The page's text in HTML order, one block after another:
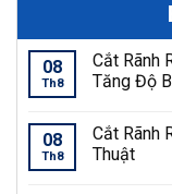
08
Th8
Cắt Rãnh
Tăng Độ
08
Th8
Cắt Rãnh
Thuật